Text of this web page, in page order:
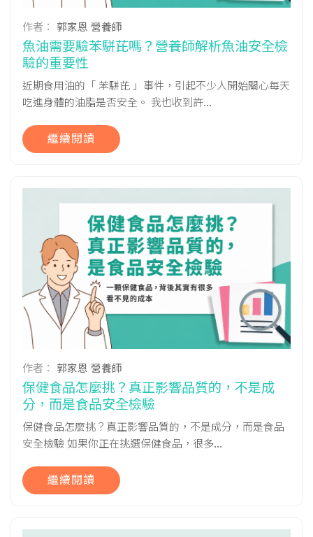
作者： 郭家恩 營養師
魚油需要驗苯駢芘嗎？營養師解析魚油安全檢
驗的重要性
近期食用油的「 苯駢芘 」事件，引起不少人開始關心每天
吃進身體的油脂是否安全。 我也收到許...
繼續閱讀
作者： 郭家恩 營養師
保健食品怎麼挑？真正影響品質的，不是成
分，而是食品安全檢驗
保健食品怎麼挑？真正影響品質的，不是成分，而是食品
安全檢驗 如果你正在挑選保健食品，很多...
繼續閱讀